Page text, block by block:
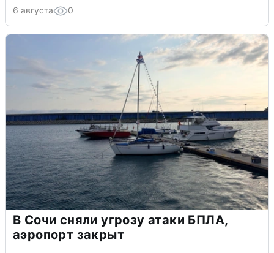
6 августа 0
В Сочи сняли угрозу атаки БПЛА,
аэропорт закрыт